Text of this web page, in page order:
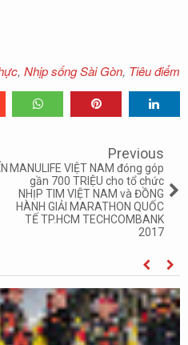
, Nhịp sống Sài Gòn, Tiêu điểm
Previous
MANULIFE VIỆT NAM đóng góp
gần 700 TRIỆU cho tổ chức
NHỊP TIM VIỆT NAM và ĐỒNG
HÀNH GIẢI MARATHON QUỐC
TẾ TP.HCM TECHCOMBANK
2017